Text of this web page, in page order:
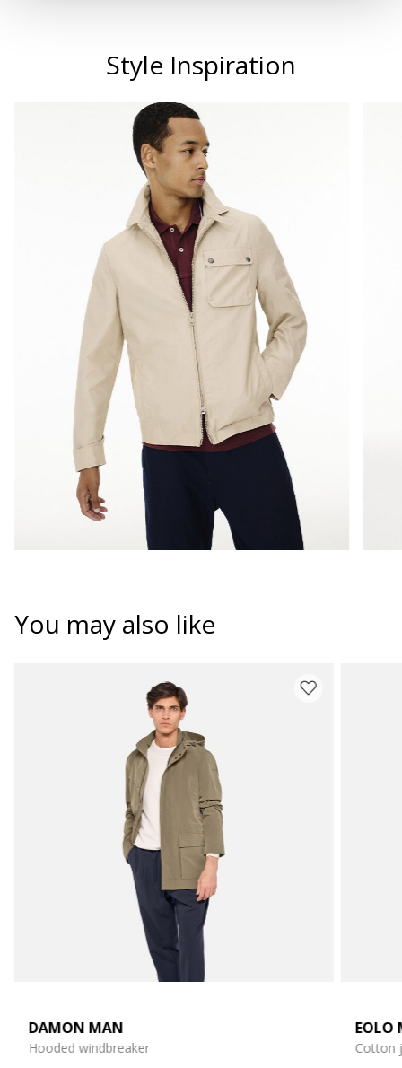
Style Inspiration
You may also like
DAMON MAN
Hooded windbreaker
EOLO
Cotton